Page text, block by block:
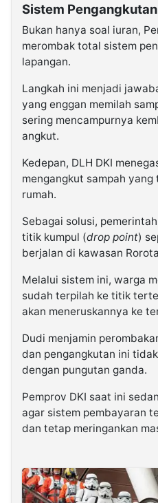
Sistem
Bukan hanya soal iuran,
merombak total sistem
lapangan.
Langkah ini menjadi
yang enggan memilah
sering mencampurnya
angkut.
Kedepan, DLH DKI
mengangkut sampah
rumah.
Sebagai solusi,
titik kumpul (drop point)
berjalan di kawasan
Melalui sistem ini, warga
sudah terpilah ke titik
akan meneruskannya ke
Dudi menjamin
dan pengangkutan ini
dengan pungutan ganda.
Pemprov DKI saat ini
agar sistem pembayaran
dan tetap meringankan